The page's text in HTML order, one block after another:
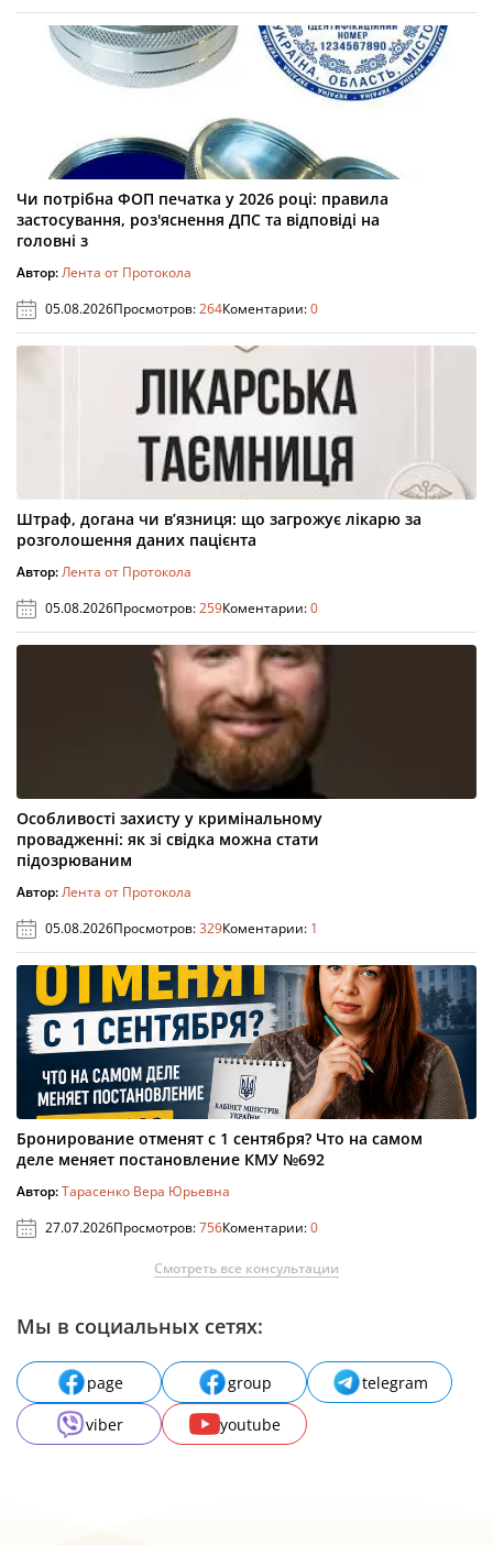
Чи потрібна ФОП печатка у 2026 році: правила
застосування, роз'яснення ДПС та відповіді на
головні з
Автор:Лента от Протокола
05.08.2026Просмотров:264Коментарии:0
Штраф, догана чи в’язниця: що загрожує лікарю за
розголошення даних пацієнта
Автор:Лента от Протокола
05.08.2026Просмотров:259Коментарии:0
Особливості захисту у кримінальному
провадженні: як зі свідка можна стати
підозрюваним
Автор:Лента от Протокола
05.08.2026Просмотров:329Коментарии: 1
Бронирование отменят с 1 сентября? Что на самом
деле меняет постановление КМУ №692
Автор:Тарасенко Вера Юрьевна
27.07.2026Просмотров:756Коментарии:0
Смотреть все консультации
Мы в социальных сетях:
page group
telegram
viber
youtube